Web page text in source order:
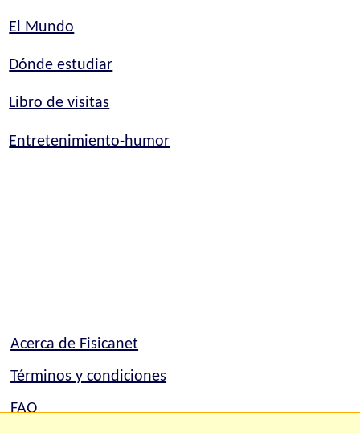
El Mundo
Dónde estudiar
Libro de visitas
Entretenimiento-humor
Acerca de Fisicanet
Términos y condiciones
FAQ